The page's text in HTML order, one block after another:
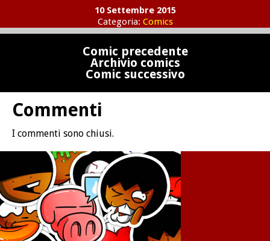
10 Settembre 2015
Categoria: Comics
Comic precedente
Archivio comics
Comic successivo
Commenti
I commenti sono chiusi.